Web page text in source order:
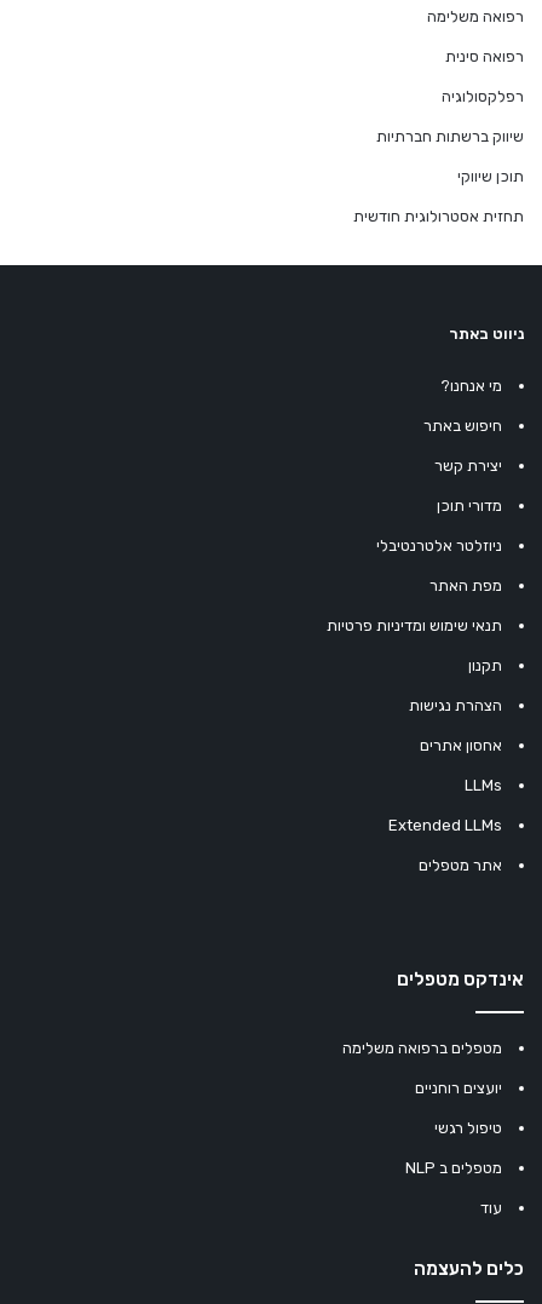
רפואה משלימה
רפואה סינית
רפלקסולוגיה
שיווק ברשתות חברתיות
תוכן שיווקי
תחזית אסטרולוגית חודשית
ניווט באתר
מי אנחנו?
חיפוש באתר
יצירת קשר
מדורי תוכן
ניוזלטר אלטרנטיבלי
מפת האתר
תנאי שימוש ומדיניות פרטיות
תקנון
הצהרת נגישות
אחסון אתרים
LLMs
Extended LLMs
אתר מטפלים
אינדקס מטפלים
מטפלים ברפואה משלימה
יועצים רוחניים
טיפול רגשי
מטפלים ב NLP
עוד
כלים להעצמה